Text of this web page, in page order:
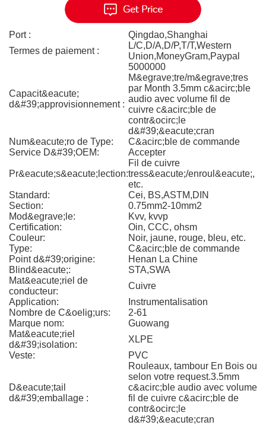
Port :
Qingdao,Shanghai
Termes de paiement :
L/C,D/A,D/P,T/T,Western
Union,MoneyGram,Paypal
Capacit&eacute;
d&#39;approvisionnement :
5000000
M&egrave;tre/m&egrave;tres
par Month 3.5mm c&acirc;ble
audio avec volume fil de
cuivre c&acirc;ble de
contr&ocirc;le
d&#39;&eacute;cran
Num&eacute;ro de Type:
C&acirc;ble de commande
Service D&#39;OEM:
Accepter
Pr&eacute;s&eacute;lection:
Fil de cuivre
tress&eacute;/enroul&eacute;,
etc.
Standard:
Cei, BS,ASTM,DIN
Section:
0.75mm2-10mm2
Mod&egrave;le:
Kvv, kvvp
Certification:
Oin, CCC, ohsm
Couleur:
Noir, jaune, rouge, bleu, etc.
Type:
C&acirc;ble de commande
Point d&#39;origine:
Henan La Chine
Blind&eacute;:
STA,SWA
Mat&eacute;riel de
conducteur:
Cuivre
Application:
Instrumentalisation
Nombre de C&oelig;urs:
2-61
Marque nom:
Guowang
Mat&eacute;riel
d&#39;isolation:
XLPE
Veste:
PVC
D&eacute;tail
d&#39;emballage :
Rouleaux, tambour En Bois ou
selon votre request.3.5mm
c&acirc;ble audio avec volume
fil de cuivre c&acirc;ble de
contr&ocirc;le
d&#39;&eacute;cran